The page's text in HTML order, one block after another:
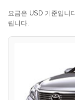
요금은 USD 기준입니
립니다.